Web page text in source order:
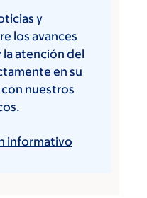
y
los avances
la atención del
en su
nuestros
informativo